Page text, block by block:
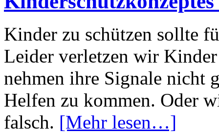
Kinder zu schützen sollte
Leider verletzen wir
nehmen ihre Signale nicht
Helfen zu kommen. Oder
falsch. [Mehr lesen…]